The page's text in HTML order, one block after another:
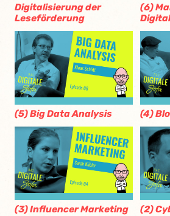
Digitalisierung der
Leseförderung
(6)
(5) Big Data Analysis (4)
(3) Influencer Marketing (2)